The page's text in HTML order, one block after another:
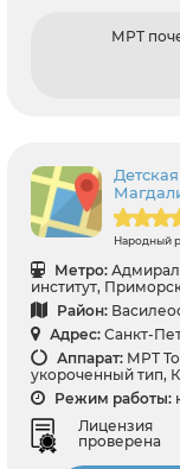
МРТ
Народный
Метро:
институт,
Район:
Адрес: Санкт-
Аппарат: МРТ
укороченный тип,
Режим работы:
Лицензия
проверена